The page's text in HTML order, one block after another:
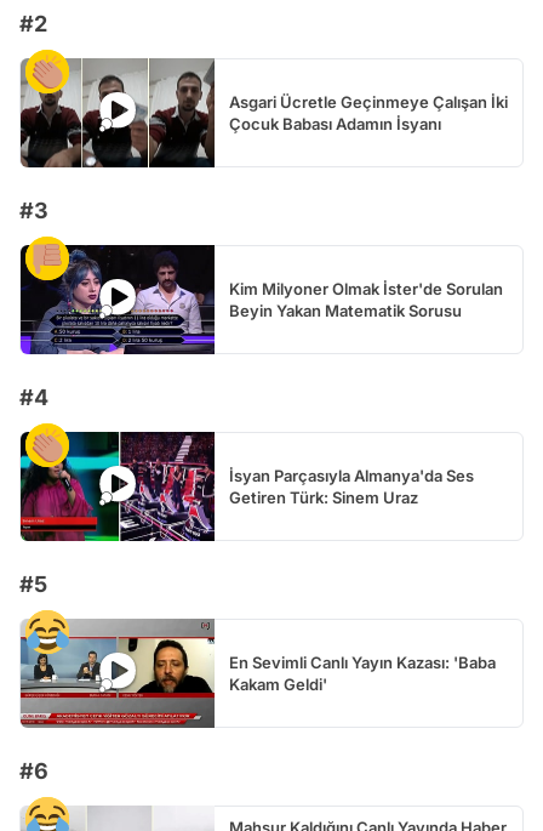
#2
Asgari Ücretle Geçinmeye Çalışan İki
Çocuk Babası Adamın İsyanı
#3
Kim Milyoner Olmak İster'de Sorulan
Beyin Yakan Matematik Sorusu
#4
İsyan Parçasıyla Almanya'da Ses
Getiren Türk: Sinem Uraz
#5
En Sevimli Canlı Yayın Kazası: 'Baba
Kakam Geldi'
#6